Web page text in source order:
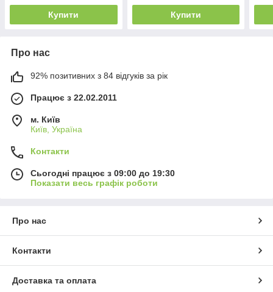
Купити Купити
Про нас
92% позитивних з 84 відгуків за рік
Працює з 22.02.2011
м. Київ
Київ, Україна
Контакти
Сьогодні працює з 09:00 до 19:30
Показати весь графік роботи
Про нас
Контакти
Доставка та оплата